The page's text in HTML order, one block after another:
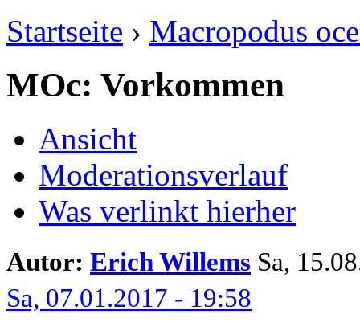
Startseite › Macropodus
MOc: Vorkommen
Ansicht
Moderationsverlauf
Was verlinkt hierher
Autor: Erich Willems Sa,
Sa, 07.01.2017 - 19:58